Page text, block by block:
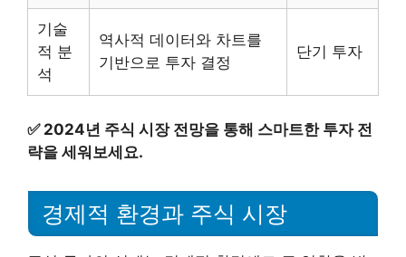
기술
적 분
석
역사적 데이터와 차트를
기반으로 투자 결정
단기 투자
✅ 2024년 주식 시장 전망을 통해 스마트한 투자 전
략을 세워보세요.
경제적 환경과 주식 시장